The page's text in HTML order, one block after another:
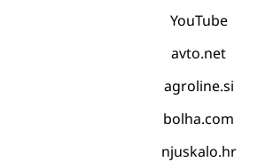
YouTube
avto.net
agroline.si
bolha.com
njuskalo.hr